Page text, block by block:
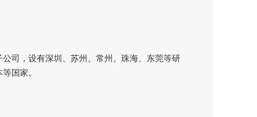
司，设有深圳、苏州、常州、珠海、东莞等研
国家。